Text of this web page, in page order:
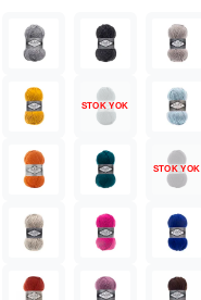
STOK YOK
STOK YOK